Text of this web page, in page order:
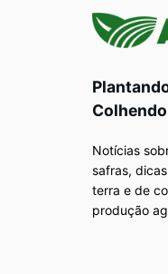
Notícias
safras,
terra e de
produção